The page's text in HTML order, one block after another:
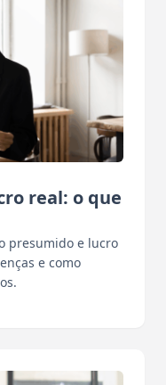
real: o que
presumido e lucro
e como